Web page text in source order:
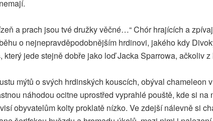
a prach jsou tvé družky věčné…“ Chór hrajících a
o nejnepravděpodobnějším hrdinovi, jakého kdy
jede stejně dobře jako loď Jacka Sparrowa, ačkoliv
mýtů o svých hrdinských kouscích, obýval
náhodou ocitne uprostřed vyprahlé pouště, kde si
obyvatelům kolty proklatě nízko. Ve zdejší nálevně si